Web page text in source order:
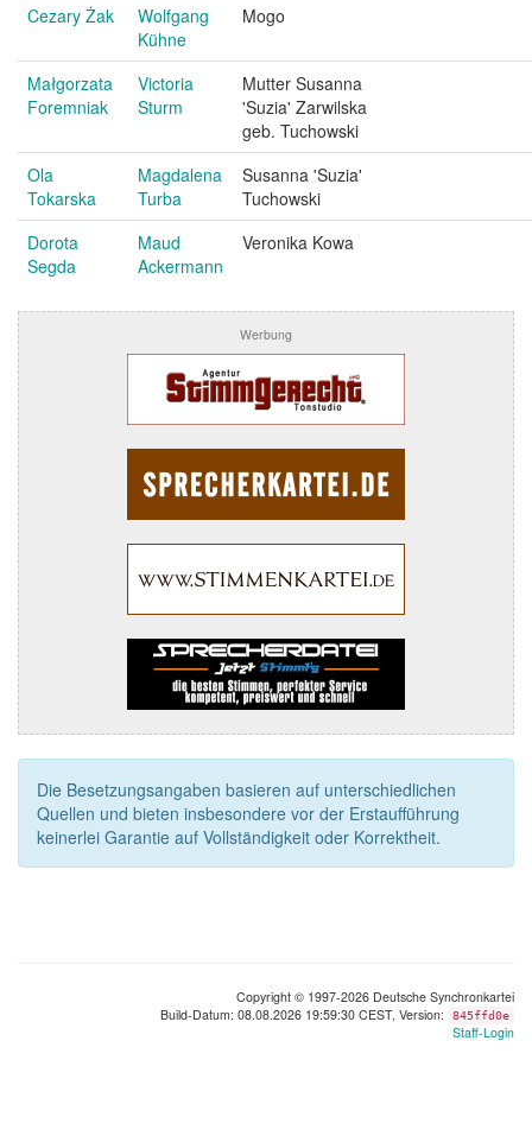
Cezary Żak
Wolfgang
Kühne
Mogo
Małgorzata
Foremniak
Victoria
Sturm
Mutter Susanna
'Suzia' Zarwilska
geb. Tuchowski
Ola
Tokarska
Magdalena
Turba
Susanna 'Suzia'
Tuchowski
Dorota
Segda
Maud
Ackermann
Veronika Kowa
Werbung
Die Besetzungsangaben basieren auf unterschiedlichen
Quellen und bieten insbesondere vor der Erstaufführung
keinerlei Garantie auf Vollständigkeit oder Korrektheit.
Copyright © 1997-2026 Deutsche Synchronkartei
Build-Datum: 08.08.2026 19:59:30 CEST, Version:
845ffd0e
Staff-Login